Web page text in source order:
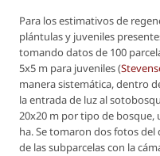
Para los estimativos de
plántulas y juveniles
tomando datos de 100
5x5 m para juveniles (
manera sistemática, dentro
la entrada de luz al
20x20 m por tipo de bosque,
ha. Se tomaron dos fotos
de las subparcelas con la